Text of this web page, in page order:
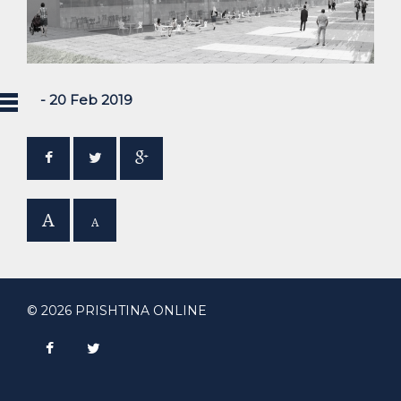
- 20 Feb 2019
A A
© 2026 PRISHTINA ONLINE